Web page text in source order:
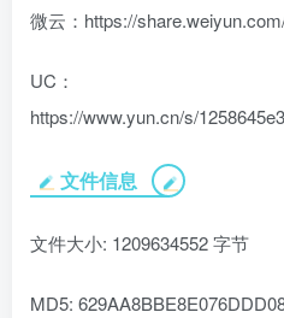
微云：https://
UC：
https://www.yun.cn/s/
文件信息
文件大小: 1209634552 字节
MD5: